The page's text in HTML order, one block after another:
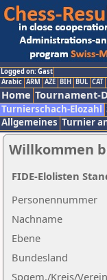
Logged on: Gast
Arabic ARM AZE BIH BUL CAT
Home Tournament-
Turnierschach-Elozahl
Allgemeines Turnier
Willkommen
Nachname
Ebene
Personennummer
Bundesland
Spgem./Kreis/Verein
FIDE-Elolisten